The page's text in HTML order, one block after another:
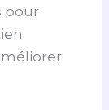
pour